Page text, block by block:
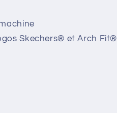
Skechers® et Arch Fit®